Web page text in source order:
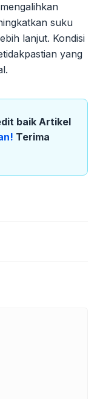
suku
lanjut. Kondisi
yang
baik Artikel
Terima